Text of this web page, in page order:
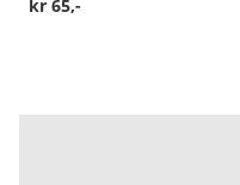
kr 65,-